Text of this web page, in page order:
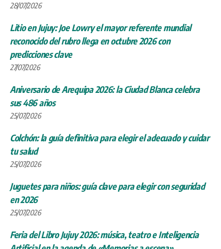
28/07/2026
Litio en Jujuy: Joe Lowry el mayor referente mundial
reconocido del rubro llega en octubre 2026 con
predicciones clave
27/07/2026
Aniversario de Arequipa 2026: la Ciudad Blanca celebra
sus 486 años
25/07/2026
Colchón: la guía definitiva para elegir el adecuado y cuidar
tu salud
25/07/2026
Juguetes para niños: guía clave para elegir con seguridad
en 2026
25/07/2026
Feria del Libro Jujuy 2026: música, teatro e Inteligencia